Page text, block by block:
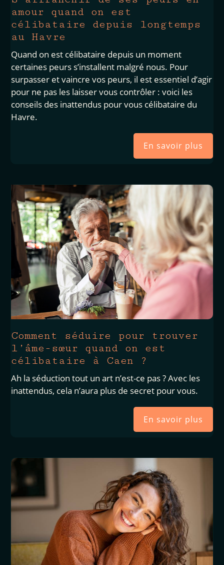
amour quand on est
célibataire depuis longtemps
au Havre
Quand on est célibataire depuis un moment
certaines peurs s’installent malgré nous. Pour
surpasser et vaincre vos peurs, il est essentiel d’agir
pour ne pas les laisser vous contrôler : voici les
conseils des inattendus pour vous célibataire du
Havre.
En savoir plus
Comment séduire pour trouver
l’âme-sœur quand on est
célibataire à Caen ?
Ah la séduction tout un art n’est-ce pas ? Avec les
inattendus, cela n’aura plus de secret pour vous.
En savoir plus